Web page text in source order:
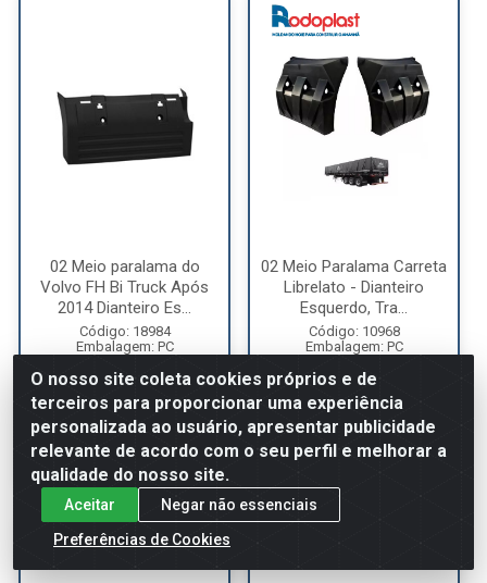
02 Meio paralama do
Volvo FH Bi Truck Após
2014 Dianteiro Es...
Código: 18984
Embalagem: PC
Ver preço
02 Meio Paralama Carreta
Librelato - Dianteiro
Esquerdo, Tra...
Código: 10968
Embalagem: PC
Ver preço
O nosso site coleta cookies próprios e de
terceiros para proporcionar uma experiência
personalizada ao usuário, apresentar publicidade
relevante de acordo com o seu perfil e melhorar a
qualidade do nosso site.
Aceitar
Negar não essenciais
Preferências de Cookies